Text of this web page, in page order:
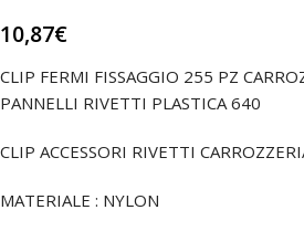
10,87€
CLIP FERMI FISSAGGIO 255 PZ
PANNELLI RIVETTI PLASTICA 640
CLIP ACCESSORI RIVETTI
MATERIALE : NYLON